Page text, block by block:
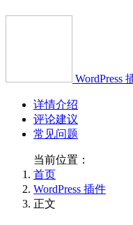
WordPress
详情介绍
评论建议
常见问题
当前位置：
首页
WordPress 插件
正文